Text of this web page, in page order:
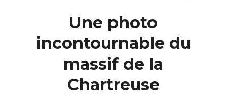
Une photo
incontournable du
massif de la
Chartreuse